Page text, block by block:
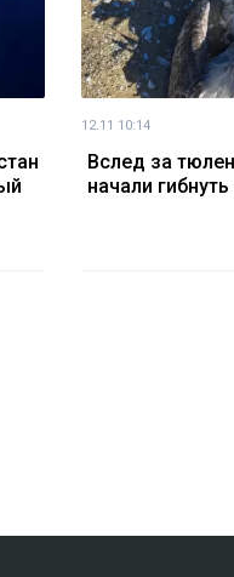
12.11 10:14
Вслед за
начали